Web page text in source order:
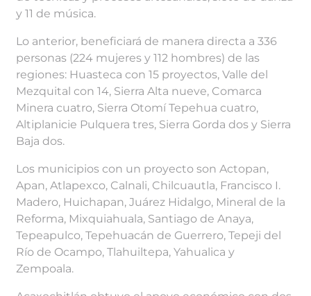
y 11 de música.
Lo anterior, beneficiará de manera directa a 336
personas (224 mujeres y 112 hombres) de las
regiones: Huasteca con 15 proyectos, Valle del
Mezquital con 14, Sierra Alta nueve, Comarca
Minera cuatro, Sierra Otomí Tepehua cuatro,
Altiplanicie Pulquera tres, Sierra Gorda dos y Sierra
Baja dos.
Los municipios con un proyecto son Actopan,
Apan, Atlapexco, Calnali, Chilcuautla, Francisco I.
Madero, Huichapan, Juárez Hidalgo, Mineral de la
Reforma, Mixquiahuala, Santiago de Anaya,
Tepeapulco, Tepehuacán de Guerrero, Tepeji del
Río de Ocampo, Tlahuiltepa, Yahualica y
Zempoala.